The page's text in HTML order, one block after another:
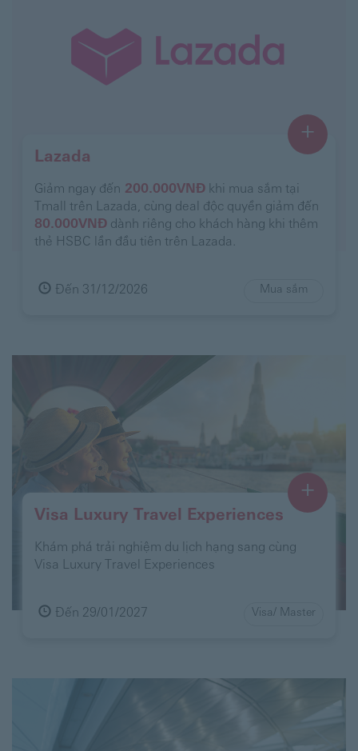
Lazada
Giảm ngay đến 200.000VNĐkhi mua sắm tại
Tmall trên Lazada, cùng deal độc quyền giảm đến
80.000VNĐdành riêng cho khách hàng khi thêm
thẻ HSBC lần đầu tiên trên Lazada.
Đến 31/12/2026
+
Mua sắm
Visa Luxury Travel Experiences
Khám phá trải nghiệm du lịch hạng sang cùng
Visa Luxury Travel Experiences
Đến 29/01/2027
+
Visa/ Master